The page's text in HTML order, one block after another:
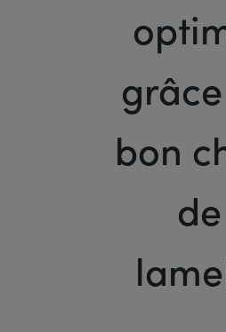
bon
de